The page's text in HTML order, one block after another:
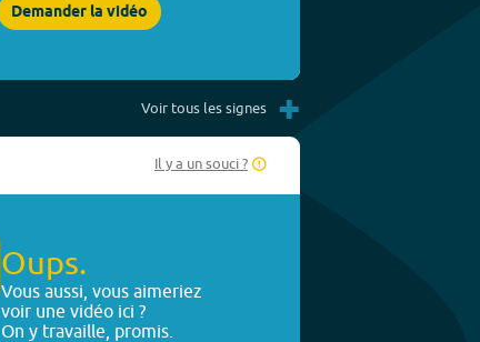
Demander la vidéo
Voir tous les signes +
Il y a un souci ?
Oups.
Vous aussi, vous aimeriez
voir une vidéo ici ?
On y travaille, promis.